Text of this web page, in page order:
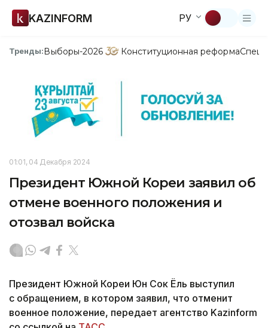
KAZINFORM РУ
Тренды:Выборы-2026 Конституционная реформа
01:01, 04 Декабря 2024
Президент Южной Кореи заявил об
отмене военного положения и
отозвал войска
Президент Южной Кореи Юн Сок Ёль выступил
с обращением, в котором заявил, что отменит
военное положение, передает агентство Kazinform